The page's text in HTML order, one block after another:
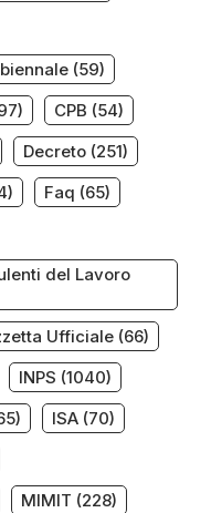
(59)
CPB (54)
Decreto(251)
Faq (65)
del Lavoro
Ufficiale(66)
INPS (1040)
ISA(70)
MIMIT (228)